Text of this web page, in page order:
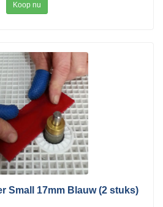
Koop nu
Small 17mm Blauw (2 stuks)